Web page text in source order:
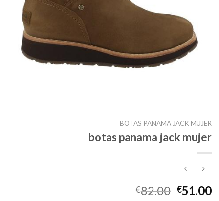
BOTAS PANAMA JACK MUJER
botas panama jack mujer
€82.00 €51.00